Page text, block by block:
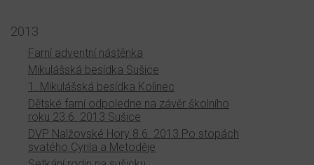
2013
Farní adventní nástěnka
Mikulášská besídka Sušice
1. Mikulášská besídka Kolinec
Dětské farní odpoledne na závěr školního
roku 23.6. 2013 Sušice
DVP Nalžovské Hory 8.6. 2013 Po stopách
svatého Cyrila a Metoděje